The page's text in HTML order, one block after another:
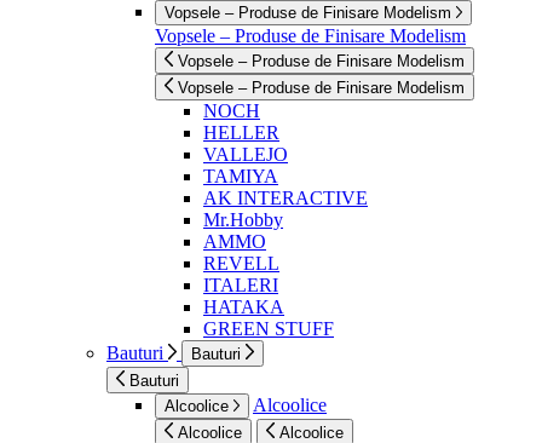
Vopsele – Produse de Finisare Modelism
Vopsele – Produse de Finisare Modelism
Vopsele – Produse de Finisare Modelism
Vopsele – Produse de Finisare Modelism
NOCH
HELLER
VALLEJO
TAMIYA
AK INTERACTIVE
Mr.Hobby
AMMO
REVELL
ITALERI
HATAKA
GREEN STUFF
Bauturi
Bauturi
Bauturi
Alcoolice
Alcoolice
Alcoolice Alcoolice